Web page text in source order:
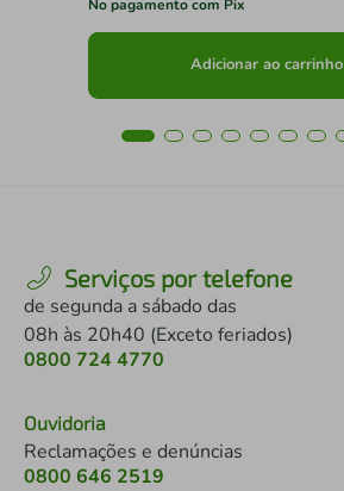
No pagamento com Pix
Adicionar ao carrinho
Serviços por telefone
de segunda a sábado das
08h às 20h40 (Exceto feriados)
0800 724 4770
Ouvidoria
Reclamações e denúncias
0800 646 2519